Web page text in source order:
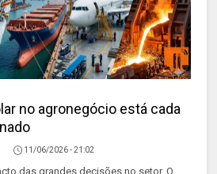
no agronegócio está cada
11/06/2026 - 21:02
das grandes decisões no setor. O